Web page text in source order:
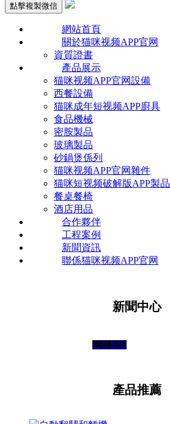
點擊複製微信
網站首頁
關於猫咪视频APP官网
資質證書
產品展示
猫咪视频APP官网設備
西餐設備
猫咪成年短视频APP廚具
食品機械
密胺製品
玻璃製品
砂鍋煲係列
猫咪视频APP官网雜件
猫咪短视频破解版APP製品
餐桌餐椅
酒店用品
合作夥伴
工程案例
新聞資訊
聯係猫咪视频APP官网
新聞中心
公司新聞
產品推薦